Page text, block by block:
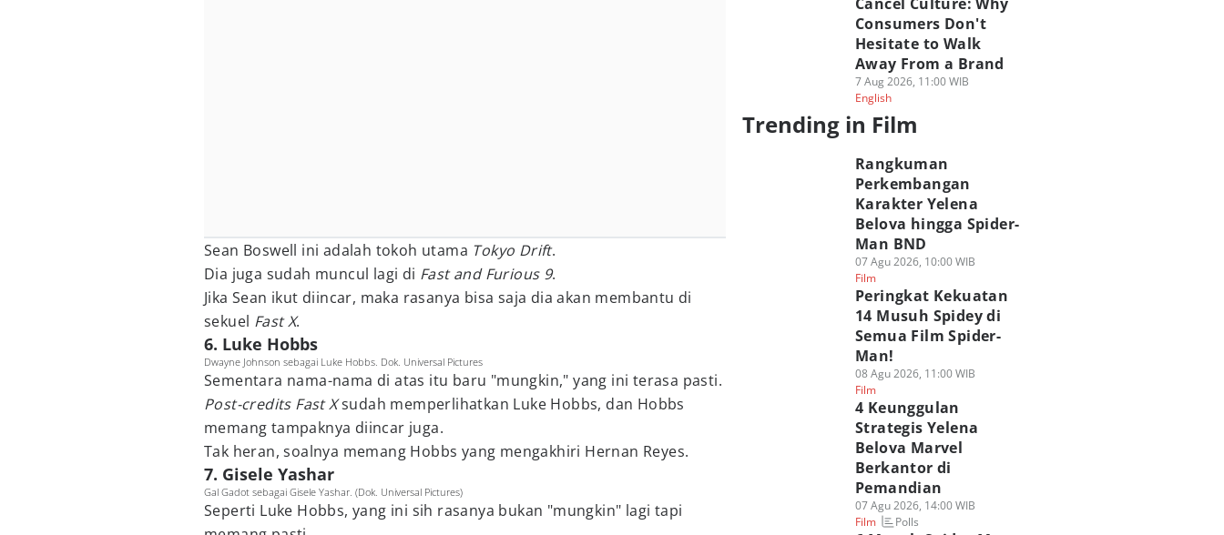
Sean Boswell ini adalah tokoh utama Tokyo Drift.
Dia juga sudah muncul lagi di Fast and Furious 9.
Jika Sean ikut diincar, maka rasanya bisa saja dia akan membantu di
sekuel Fast X.
6. Luke Hobbs
Dwayne Johnson sebagai Luke Hobbs. Dok. Universal Pictures
Sementara nama-nama di atas itu baru "mungkin," yang ini terasa pasti.
Post-credits Fast Xsudah memperlihatkan Luke Hobbs, dan Hobbs
memang tampaknya diincar juga.
Tak heran, soalnya memang Hobbs yang mengakhiri Hernan Reyes.
7. Gisele Yashar
Gal Gadot sebagai Gisele Yashar. (Dok. Universal Pictures)
Seperti Luke Hobbs, yang ini sih rasanya bukan "mungkin" lagi tapi
Consumers Don't
Hesitate to Walk
Away From a Brand
7 Aug 2026, 11:00 WIB
English
Trending in Film
Rangkuman
Perkembangan
Karakter Yelena
Belova hingga Spider-
Man BND
07 Agu 2026, 10:00 WIB
Film
Peringkat Kekuatan
14 Musuh Spidey di
Semua Film Spider-
Man!
08 Agu 2026, 11:00 WIB
Film
4 Keunggulan
Strategis Yelena
Belova Marvel
Berkantor di
Pemandian
07 Agu 2026, 14:00 WIB
Film
Polls